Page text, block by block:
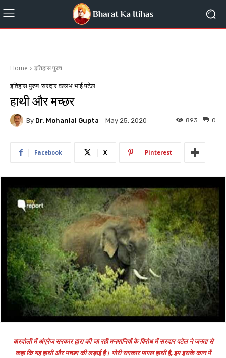
Home इतिहास पुरुष
इतिहास पुरुष सरदार वल्लभ भाई पटेल
हाथी और मच्छर
By Dr. Mohanlal Gupta May 25, 2020 0
893
Facebook X Pinterest
बारदोली में अंग्रेज सरकार द्वारा की जा रही मनमानियों के विरोध में सरदार पटेल ने जनता से
कहा कि यह हाथी और मच्छर की लड़ाई है। गोरी सरकार पागल हाथी है, इम इसके कान में